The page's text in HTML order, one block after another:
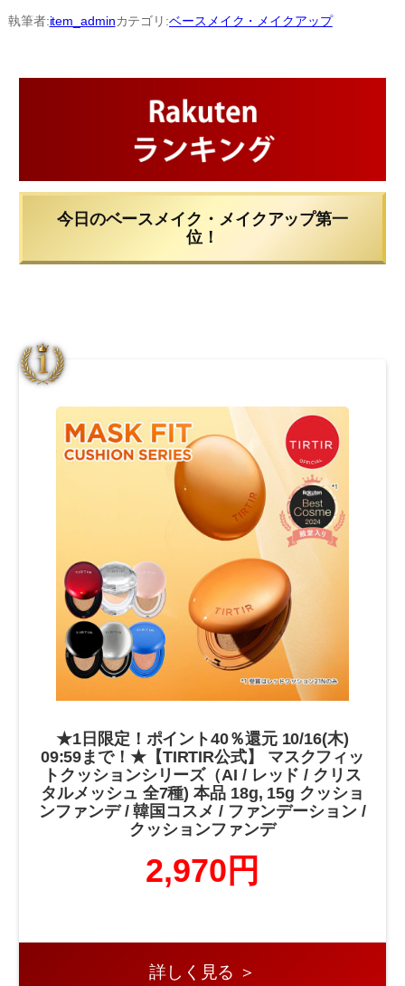
内
容
執筆者:item_adminカテゴリ:ベースメイク・メイクアップ
今日のベースメイク・メイクアップ第一
位！
★1日限定！ポイント40％還元 10/16(木)
09:59まで！★【TIRTIR公式】 マスクフィッ
トクッションシリーズ（AI / レッド / クリス
タルメッシュ 全7種) 本品 18g, 15g クッショ
ンファンデ / 韓国コスメ / ファンデーション /
クッションファンデ
2,970円
詳しく見る ＞